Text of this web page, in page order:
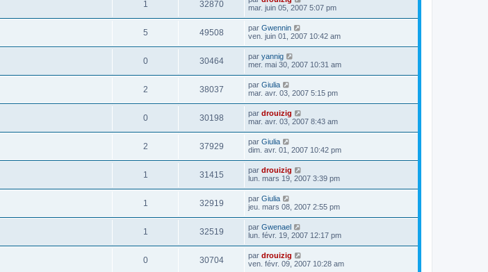
1 32870
mar. juin 05, 2007 5:07 pm
5 49508 par Gwennin
ven. juin 01, 2007 10:42 am
0 30464 par yannig
mer. mai 30, 2007 10:31 am
2 38037 par Giulia
mar. avr. 03, 2007 5:15 pm
0 30198 par drouizig
mar. avr. 03, 2007 8:43 am
2 37929 par Giulia
dim. avr. 01, 2007 10:42 pm
1 31415 par drouizig
lun. mars 19, 2007 3:39 pm
1 32919 par Giulia
jeu. mars 08, 2007 2:55 pm
1 32519 par Gwenael
lun. févr. 19, 2007 12:17 pm
0 30704 par drouizig
ven. févr. 09, 2007 10:28 am